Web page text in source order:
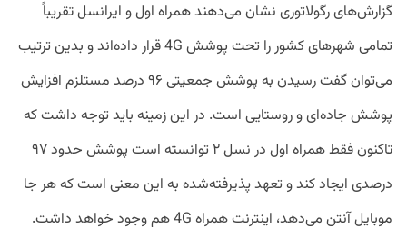
گزارش‌های رگولاتوری نشان می‌دهند همراه اول و ایرانسل تقریباً
تمامی شهرهای کشور را تحت پوشش 4G قرار داده‌اند و بدین ترتیب
می‌توان گفت رسیدن به پوشش جمعیتی ۹۶ درصد مستلزم افزایش
پوشش جاده‌ای و روستایی است. در این زمینه باید توجه داشت که
تاکنون فقط همراه اول در نسل ۲ توانسته است پوشش حدود ۹۷
درصدی ایجاد کند و تعهد پذیرفته‌شده به این معنی است که هر جا
موبایل آنتن می‌دهد، اینترنت همراه 4G هم وجود خواهد داشت.